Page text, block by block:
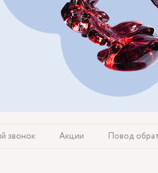
звонок Акции Повод